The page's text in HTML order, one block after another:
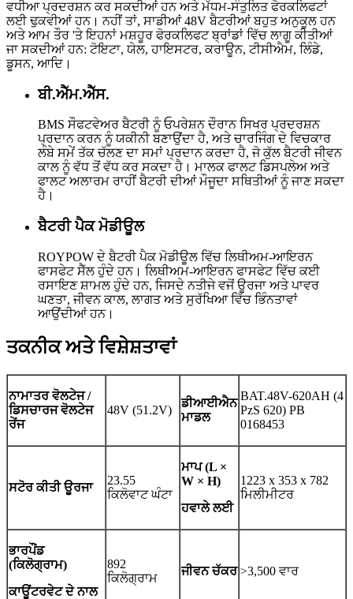
ਵਧੀਆ ਪ੍ਰਦਰਸ਼ਨ ਕਰ ਸਕਦੀਆਂ ਹਨ ਅਤੇ ਮੱਧਮ-ਸੰਤੁਲਿਤ ਫੋਰਕਲਿਫਟਾਂ
ਲਈ ਢੁਕਵੀਆਂ ਹਨ। ਨਹੀਂ ਤਾਂ, ਸਾਡੀਆਂ 48V ਬੈਟਰੀਆਂ ਬਹੁਤ ਅਨੁਕੂਲ ਹਨ
ਅਤੇ ਆਮ ਤੌਰ 'ਤੇ ਇਹਨਾਂ ਮਸ਼ਹੂਰ ਫੋਰਕਲਿਫਟ ਬ੍ਰਾਂਡਾਂ ਵਿੱਚ ਲਾਗੂ ਕੀਤੀਆਂ
ਜਾ ਸਕਦੀਆਂ ਹਨ: ਟੋਇਟਾ, ਯੇਲ, ਹਾਇਸਟਰ, ਕਰਾਊਨ, ਟੀਸੀਐਮ, ਲਿੰਡੇ,
ਡੂਸਨ, ਆਦਿ।
ਬੀ.ਐੱਮ.ਐੱਸ.
BMS ਸੌਫਟਵੇਅਰ ਬੈਟਰੀ ਨੂੰ ਓਪਰੇਸ਼ਨ ਦੌਰਾਨ ਸਿਖਰ ਪ੍ਰਦਰਸ਼ਨ
ਪ੍ਰਦਾਨ ਕਰਨ ਨੂੰ ਯਕੀਨੀ ਬਣਾਉਂਦਾ ਹੈ, ਅਤੇ ਚਾਰਜਿੰਗ ਦੇ ਵਿਚਕਾਰ
ਲੰਬੇ ਸਮੇਂ ਤੱਕ ਚੱਲਣ ਦਾ ਸਮਾਂ ਪ੍ਰਦਾਨ ਕਰਦਾ ਹੈ, ਜੋ ਕੁੱਲ ਬੈਟਰੀ ਜੀਵਨ
ਕਾਲ ਨੂੰ ਵੱਧ ਤੋਂ ਵੱਧ ਕਰ ਸਕਦਾ ਹੈ। ਮਾਲਕ ਫਾਲਟ ਡਿਸਪਲੇਅ ਅਤੇ
ਫਾਲਟ ਅਲਾਰਮ ਰਾਹੀਂ ਬੈਟਰੀ ਦੀਆਂ ਮੌਜੂਦਾ ਸਥਿਤੀਆਂ ਨੂੰ ਜਾਣ ਸਕਦਾ
ਹੈ।
ਬੈਟਰੀ ਪੈਕ ਮੋਡੀਊਲ
ROYPOW ਦੇ ਬੈਟਰੀ ਪੈਕ ਮੋਡੀਊਲ ਵਿੱਚ ਲਿਥੀਅਮ-ਆਇਰਨ
ਫਾਸਫੇਟ ਸੈੱਲ ਹੁੰਦੇ ਹਨ। ਲਿਥੀਅਮ-ਆਇਰਨ ਫਾਸਫੇਟ ਵਿੱਚ ਕਈ
ਰਸਾਇਣ ਸ਼ਾਮਲ ਹੁੰਦੇ ਹਨ, ਜਿਸਦੇ ਨਤੀਜੇ ਵਜੋਂ ਊਰਜਾ ਅਤੇ ਪਾਵਰ
ਘਣਤਾ, ਜੀਵਨ ਕਾਲ, ਲਾਗਤ ਅਤੇ ਸੁਰੱਖਿਆ ਵਿੱਚ ਭਿੰਨਤਾਵਾਂ
ਆਉਂਦੀਆਂ ਹਨ।
ਤਕਨੀਕ ਅਤੇ ਵਿਸ਼ੇਸ਼ਤਾਵਾਂ
ਨਾਮਾਤਰ ਵੋਲਟੇਜ /
ਡਿਸਚਾਰਜ ਵੋਲਟੇਜ
ਰੇਂਜ
48V (51.2V)
ਡੀਆਈਐਨ
ਮਾਡਲ
BAT.48V-620AH (4
PzS 620) PB
0168453
ਸਟੋਰ ਕੀਤੀ ਊਰਜਾ
23.55
ਕਿਲੋਵਾਟ ਘੰਟਾ
ਮਾਪ (L ×
W × H)
ਹਵਾਲੇ ਲਈ
1223 x 353 x 782
ਮਿਲੀਮੀਟਰ
ਭਾਰਪੌਂਡ
(ਕਿਲੋਗ੍ਰਾਮ)
ਕਾਊਂਟਰਵੇਟ ਦੇ ਨਾਲ
892
ਕਿਲੋਗ੍ਰਾਮ
ਜੀਵਨ ਚੱਕਰ >3,500 ਵਾਰ